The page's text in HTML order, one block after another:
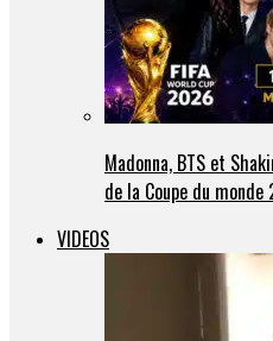
Madonna, BTS et
de la Coupe du monde
VIDEOS